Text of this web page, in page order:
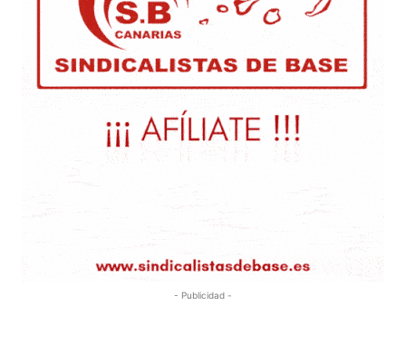
- Publicidad -